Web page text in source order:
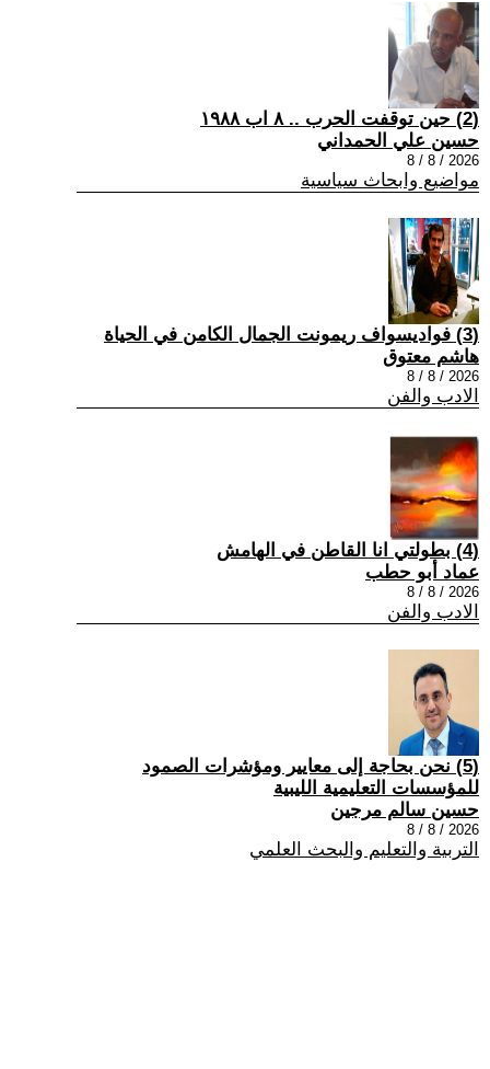
(2) حين توقفت الحرب .. ٨ اب ١٩٨٨
حسين علي الحمداني
2026 / 8 / 8
مواضيع وابحاث سياسية
(3) فواديسواف ريمونت الجمال الكامن في الحياة
هاشم معتوق
2026 / 8 / 8
الادب والفن
(4) بطولتي انا القاطن في الهامش
عماد أبو حطب
2026 / 8 / 8
الادب والفن
(5) نحن بحاجة إلى معايير ومؤشرات الصمود
للمؤسسات التعليمية الليبية
حسين سالم مرجين
2026 / 8 / 8
التربية والتعليم والبحث العلمي